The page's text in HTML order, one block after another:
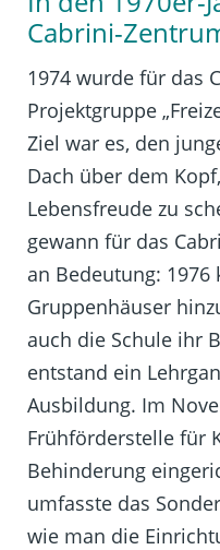
Cabrini-
1974 wurde für das
Projektgruppe
Ziel war es, den
Dach über dem
Lebensfreude zu
gewann für das
an Bedeutung:
Gruppenhäuser
auch die Schule ihr
entstand ein
Ausbildung. Im
Frühförderstelle für
Behinderung
umfasste das
wie man die